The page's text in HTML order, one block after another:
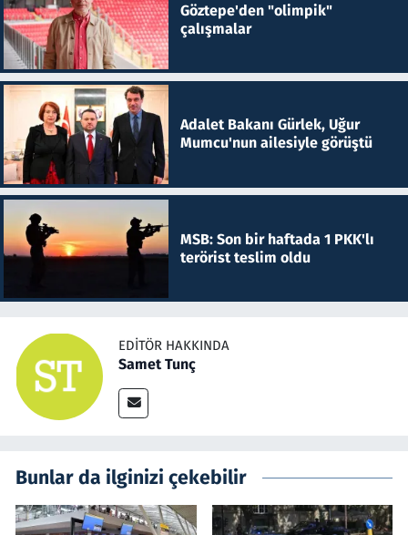
Göztepe'den "olimpik"
çalışmalar
Adalet Bakanı Gürlek, Uğur
Mumcu'nun ailesiyle görüştü
MSB: Son bir haftada 1 PKK'lı
terörist teslim oldu
EDITÖR HAKKINDA
Samet Tunç
Bunlar da ilginizi çekebilir